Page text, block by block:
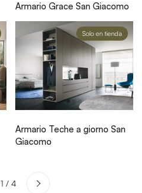
Armario Grace San Giacomo
Armario Teche a giorno San
Giacomo
Solo en tienda
1 / 4